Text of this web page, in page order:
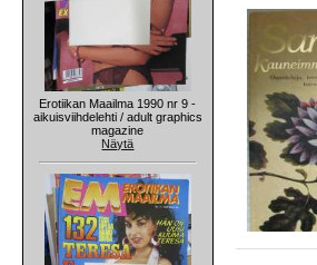
Erotiikan Maailma 1990 nr 9 -
aikuisviihdelehti / adult graphics
magazine
Näytä